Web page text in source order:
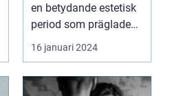
en betydande estetisk
period som präglade
Europa under 1...
16 januari 2024